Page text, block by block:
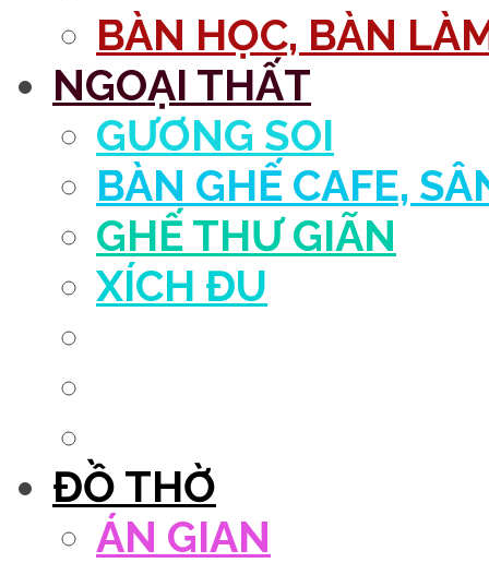
BÀN HỌC, BÀN
NGOẠI THẤT
GƯƠNG SOI
BÀN GHẾ CAFE,
GHẾ THƯ GIÃN
XÍCH ĐU
ĐỒ THỜ
ÁN GIAN